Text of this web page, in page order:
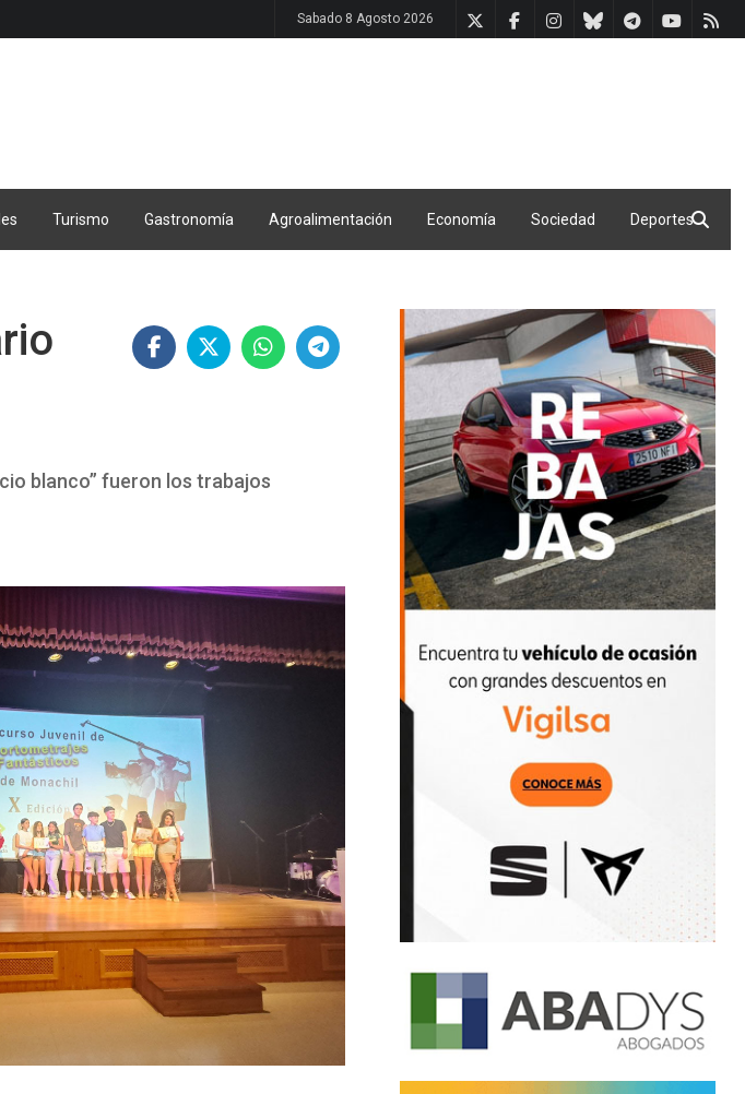
Sabado 8 Agosto 2026
Turismo Gastronomía Agroalimentación Economía Sociedad Deportes
blanco” fueron los trabajos